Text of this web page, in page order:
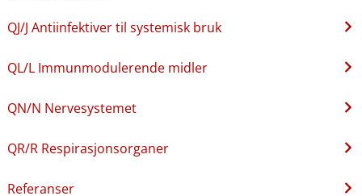
QJ​/​J Antiinfektiver til systemisk bruk
QL​/​L Immunmodulerende midler
QN​/​N Nervesystemet
QR​/​R Respirasjonsorganer
Referanser